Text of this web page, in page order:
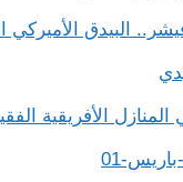
البيدق
الأفريقية